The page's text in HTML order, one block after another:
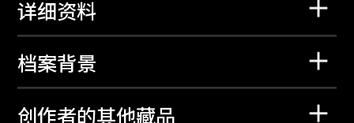
详细资料
档案背景
创作者的其他藏品